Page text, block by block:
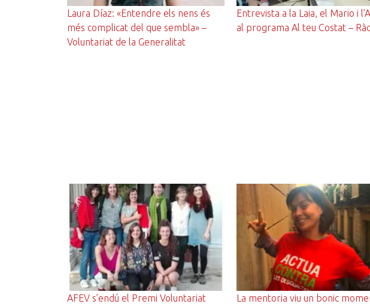
Laura Díaz: «Entendre els nens és
més complicat del que sembla» –
Voluntariat de la Generalitat
Entrevista a la Laia, el Mario i
al programa Al teu Costat –
AFEV s’endú el Premi Voluntariat
La mentoria viu un bonic